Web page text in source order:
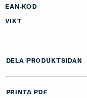
EAN-KOD
VIKT
DELA PRODUKTSIDAN
PRINTA PDF